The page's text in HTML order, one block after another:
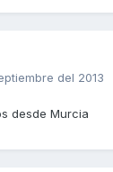
del 2013
desde Murcia